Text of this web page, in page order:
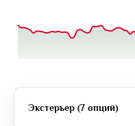
Экстерьер (7 опций)